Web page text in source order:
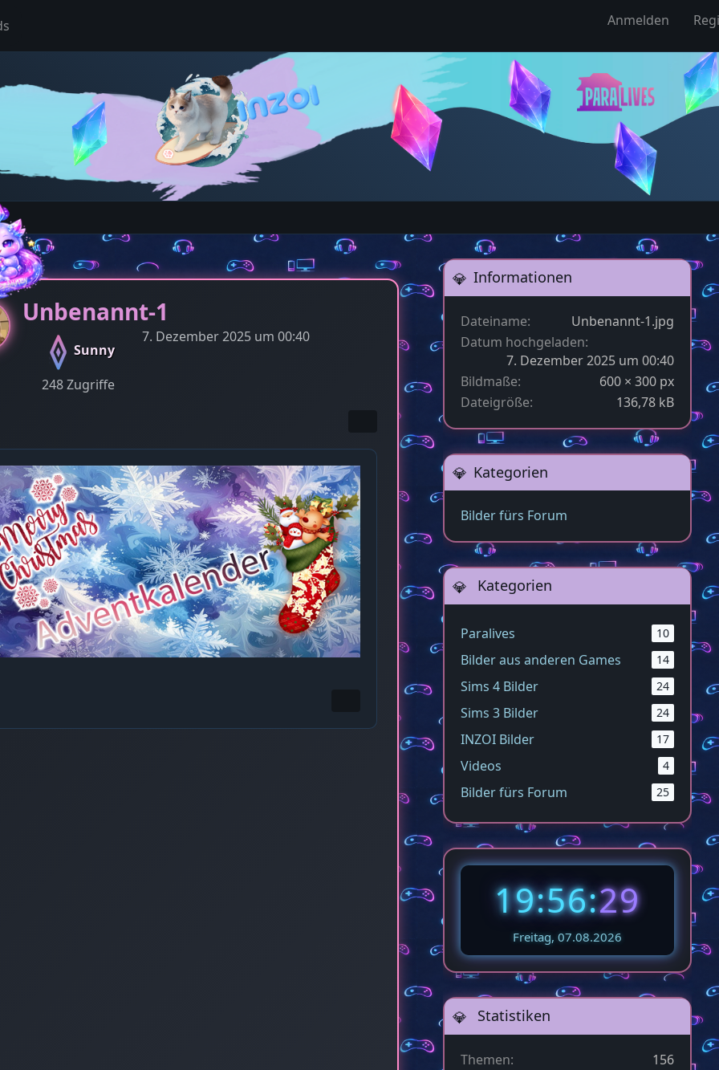
Anmelden
Unbenannt-1
Sunny
7. Dezember 2025 um 00:40
248 Zugriffe
Informationen
Dateiname
Unbenannt-1.jpg
Datum hochgeladen
7. Dezember 2025 um 00:40
Bildmaße
600 × 300 px
Dateigröße
136,78 kB
Kategorien
Bilder fürs Forum
Kategorien
Paralives 10
Bilder aus anderen Games 14
Sims 4 Bilder 24
Sims 3 Bilder 24
INZOI Bilder 17
Videos 4
Bilder fürs Forum 25
19:56:31
Freitag, 07.08.2026
Statistiken
Themen
156